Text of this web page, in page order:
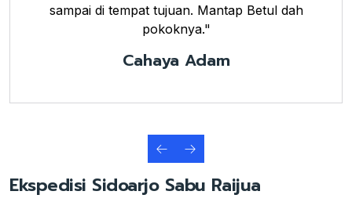
sampai di tempat tujuan. Mantap Betul dah
pokoknya."
Cahaya Adam
Ekspedisi Sidoarjo Sabu Raijua